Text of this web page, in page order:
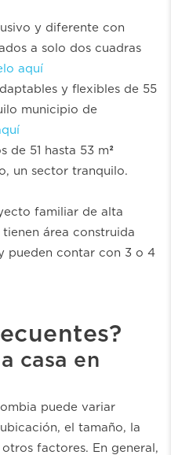
y diferente con
a solo dos cuadras
aquí
y flexibles de 55
municipio de
de 51 hasta 53 m²
un sector tranquilo.
familiar de alta
área construida
pueden contar con 3 o 4
casa en
puede variar
el tamaño, la
factores. En general,